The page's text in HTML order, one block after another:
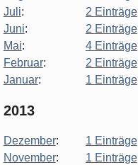
Juli:
2 Einträge
Juni:
2 Einträge
Mai:
4 Einträge
Februar:
2 Einträge
Januar: 1 Einträge
2013
Dezember:
1 Einträge
November:
1 Einträge